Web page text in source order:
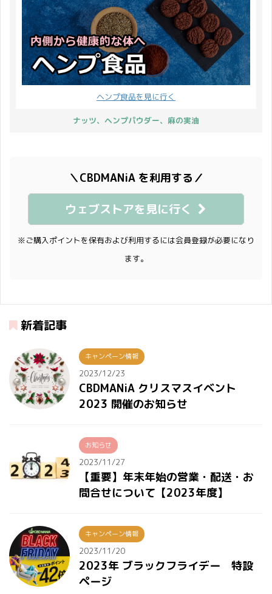
ヘンプ食品を見に行く
ナッツ、ヘンプパウダー、麻の実油
＼CBDMANiA を利用する／
ウェブストアを見に行く
※ご購入ポイントを保有および利用するには会員登録が必要になり
ます。
新着記事
キャンペーン情報
2023/12/23
CBDMANiA クリスマスイベント
2023 開催のお知らせ
お知らせ
2023/11/27
【重要】年末年始の営業・配送・お
問合せについて【2023年度】
キャンペーン情報
2023/11/20
2023年 ブラックフライデー 特設
ページ